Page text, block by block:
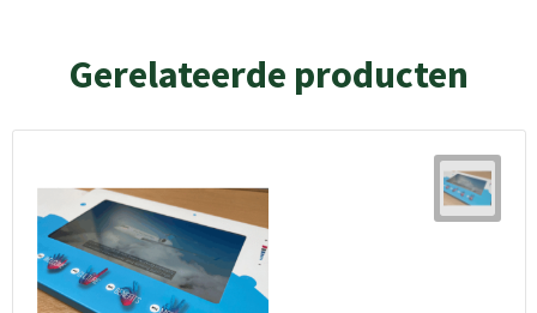
Gerelateerde producten